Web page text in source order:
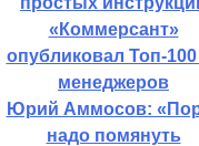
«Коммерсант»
опубликовал Топ-100
менеджеров
Юрий Аммосов:
надо помянуть